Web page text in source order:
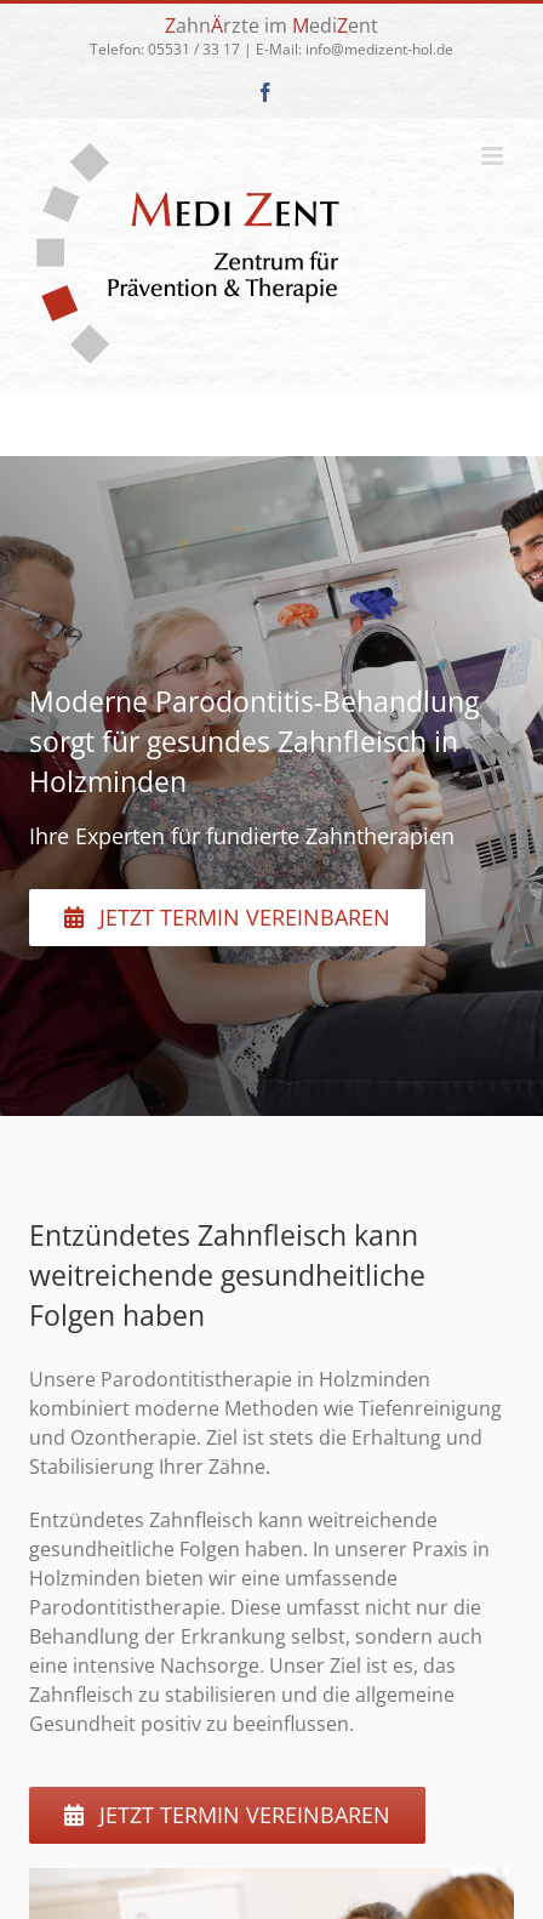
ZahnÄrzte im MediZent
Telefon:05531 / 33 17 | E-Mail: info@medizent-hol.de
Moderne Parodontitis-Behandlung
sorgt für gesundes Zahnfleisch in
Holzminden
Ihre Experten für fundierte Zahntherapien
JETZT TERMIN VEREINBAREN
Entzündetes Zahnfleisch kann
weitreichende gesundheitliche
Folgen haben
Unsere Parodontitistherapie in Holzminden
kombiniert moderne Methoden wie Tiefenreinigung
und Ozontherapie. Ziel ist stets die Erhaltung und
Stabilisierung Ihrer Zähne.
Entzündetes Zahnfleisch kann weitreichende
gesundheitliche Folgen haben. In unserer Praxis in
Holzminden bieten wir eine umfassende
Parodontitistherapie. Diese umfasst nicht nur die
Behandlung der Erkrankung selbst, sondern auch
eine intensive Nachsorge. Unser Ziel ist es, das
Zahnfleisch zu stabilisieren und die allgemeine
Gesundheit positiv zu beeinflussen.
JETZT TERMIN VEREINBAREN